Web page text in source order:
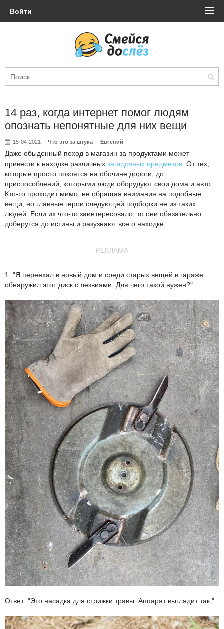
Войти
14 раз, когда интернет помог людям
опознать непонятные для них вещи
15-04-2021 Что это за штука Евгений
Даже обыденный поход в магазин за продуктами может
привести к находке различных загадочных предметов . От тех,
которые просто покоятся на обочине дороги, до
приспособлений, которыми люди оборудуют свои дома и авто.
Кто-то проходит мимо, не обращая внимания на подобные
вещи, но главные герои следующей подборки не из таких
людей. Если их что-то заинтересовало, то они обязательно
доберутся до истины и разузнают все о находке.
РЕКЛАМА
1. "Я переехал в новый дом и среди старых вещей в гараже
обнаружил этот диск с лезвиями. Для чего такой нужен?"
Ответ: "Это насадка для стрижки травы. Аппарат выглядит так:"